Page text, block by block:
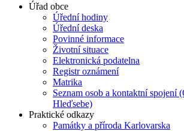
Úřad obce
Úřední hodiny
Úřední deska
Povinné informace
Životní situace
Elektronická podatelna
Registr oznámení
Matrika
Seznam osob a kontaktní spojení
Hleďsebe)
Praktické odkazy
Památky a příroda Karlovarska